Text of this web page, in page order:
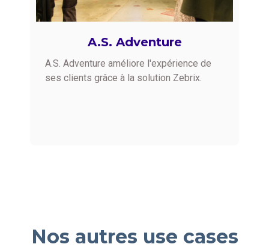
A.S. Adventure
A.S. Adventure améliore l'expérience de
ses clients grâce à la solution Zebrix.
Nos autres use cases